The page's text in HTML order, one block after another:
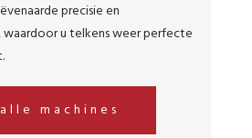
precisie en
u telkens weer perfecte
machines